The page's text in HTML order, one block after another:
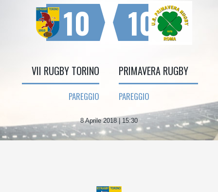
10
VII RUGBY TORINO
PAREGGIO
10
PRIMAVERA RUGBY
PAREGGIO
8 Aprile 2018 | 15:30